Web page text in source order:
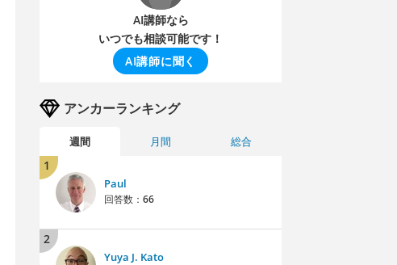
AI講師なら
いつでも相談可能です！
AI講師に聞く
アンカーランキング
週間 月間 総合
1
Paul
回答数： 66
2
Yuya J. Kato